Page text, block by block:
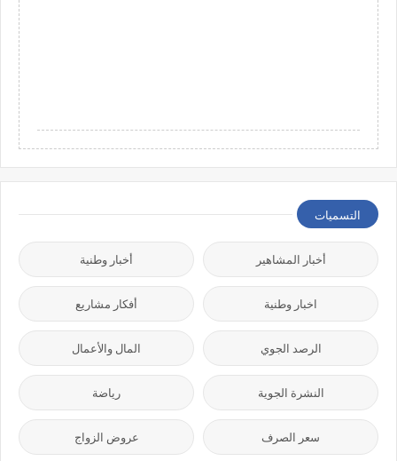
التسميات
أخبار المشاهير أخبار وطنية
اخبار وطنية أفكار مشاريع
الرصد الجوي المال والأعمال
النشرة الجوية رياضة
سعر الصرف عروض الزواج